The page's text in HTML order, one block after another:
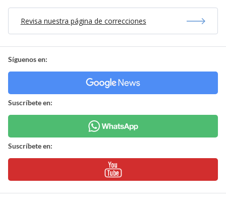
Revisa nuestra página de correcciones
Síguenos en:
Suscríbete en:
Suscríbete en: